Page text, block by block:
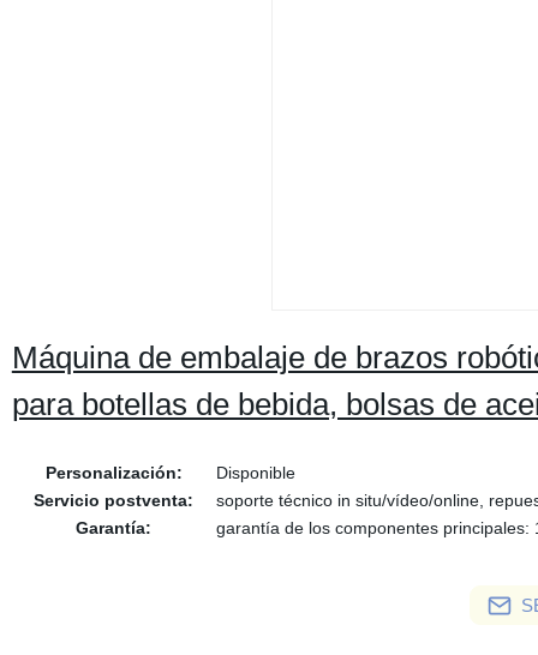
Máquina de embalaje de brazos
para botellas de bebida, bolsas de
Personalización:
Disponible
Servicio postventa:
soporte técnico in situ/vídeo/online,
Garantía:
garantía de los componentes principales: